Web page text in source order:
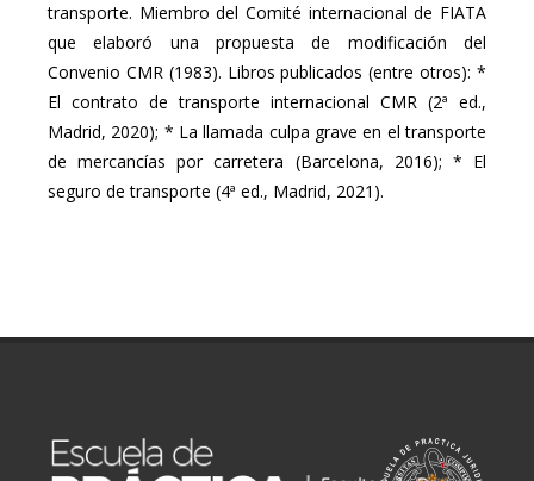
transporte. Miembro del Comité internacional de FIATA
que elaboró una propuesta de modificación del
Convenio CMR (1983). Libros publicados (entre otros): *
El contrato de transporte internacional CMR (2ª ed.,
Madrid, 2020); * La llamada culpa grave en el transporte
de mercancías por carretera (Barcelona, 2016); * El
seguro de transporte (4ª ed., Madrid, 2021).